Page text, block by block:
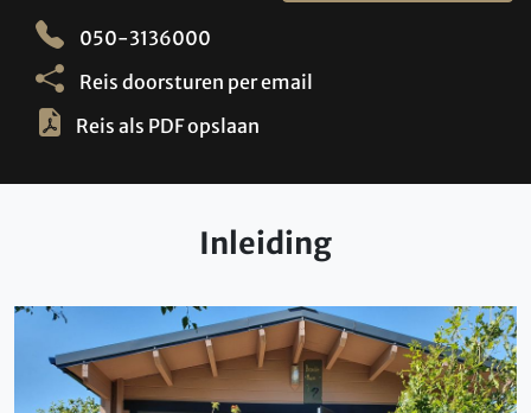
050-3136000
Reis doorsturen per email
Reis als PDF opslaan
Inleiding